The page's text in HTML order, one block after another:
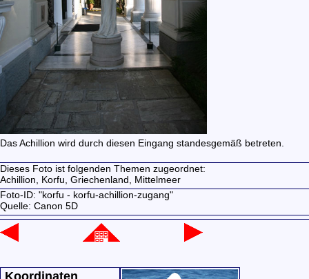
Das Achillion wird durch diesen Eingang standesgemäß betreten.
Dieses Foto ist folgenden Themen zugeordnet:
Achillion,
Korfu, Griechenland,
Mittelmeer
Foto-ID: "korfu - korfu-achillion-zugang"
Quelle: Canon 5D
Koordinaten